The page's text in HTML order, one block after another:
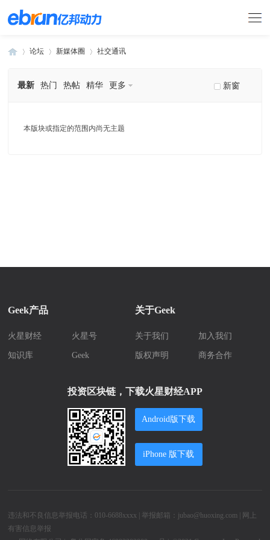
论坛 新媒体圈 社交通讯
新窗
最新 热门 热帖 精华 更多
本版块或指定的范围内尚无主题
Geek产品
火星财经 火星号
知识库 Geek
关于Geek
关于我们 加入我们
版权声明 商务合作
投资区块链，下载火星财经APP
Android版下载
iPhone 版下载
违法和不良信息举报电话：010-6688xxxx | 举报邮箱：jubao@huoxing.com |
网上
有害信息举报